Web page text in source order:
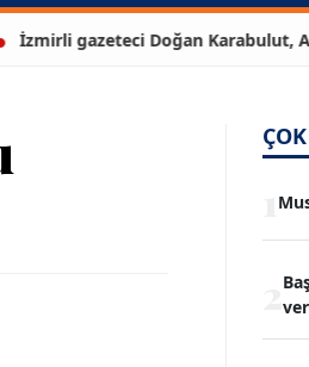
gazeteci Doğan Karabulut, Azeri